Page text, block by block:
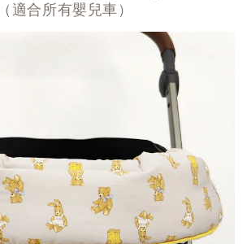
（適合所有嬰兒車）